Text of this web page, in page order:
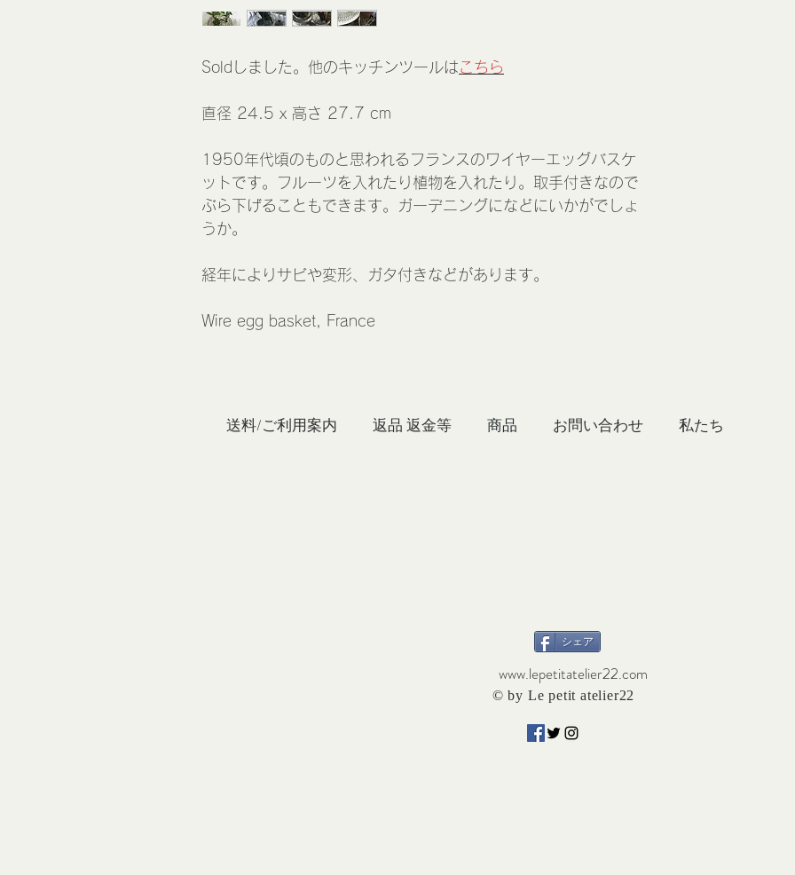
Soldしました。他のキッチンツールはこちら
直径 24.5 x 高さ 27.7 cm
1950年代頃のものと思われるフランスのワイヤーエッグバスケ
ットです。フルーツを入れたり植物を入れたり。取手付きなので
ぶら下げることもできます。ガーデニングになどにいかがでしょ
うか。
経年によりサビや変形、ガタ付きなどがあります。
Wire egg basket, France
送料/ご利用案内 返品 返金等 商品 お問い合わせ
シェア
www.lepetitatelier22.com
© by Le petit atelier22